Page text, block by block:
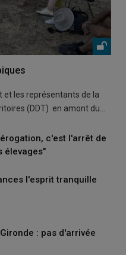
et les représentants de la
(DDT) en amont du…
c'est l'arrêt de
élevages"
l'esprit tranquille
: pas d'arrivée